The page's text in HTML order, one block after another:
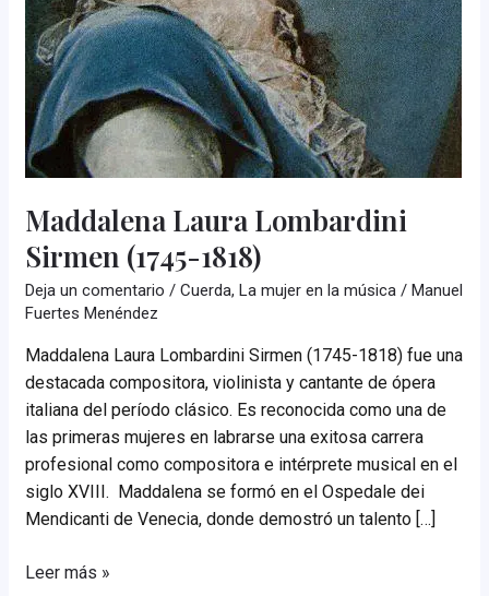
Maddalena Laura Lombardini
Sirmen (1745-1818)
Deja un comentario /Cuerda,La mujer en la música /Manuel
Fuertes Menéndez
Maddalena Laura Lombardini Sirmen (1745-1818) fue una
destacada compositora, violinista y cantante de ópera
italiana del período clásico. Es reconocida como una de
las primeras mujeres en labrarse una exitosa carrera
profesional como compositora e intérprete musical en el
siglo XVIII. Maddalena se formó en el Ospedale dei
Mendicanti de Venecia, donde demostró un talento […]
Maddalena
Leer más »